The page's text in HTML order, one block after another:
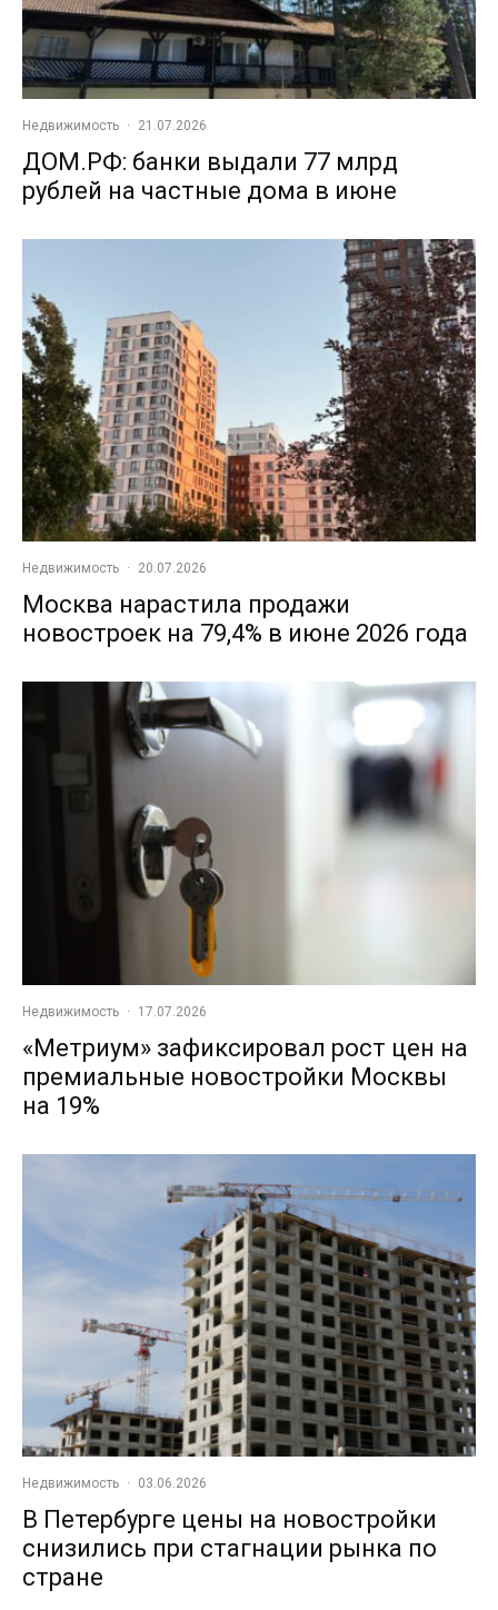
Недвижимость · 21.07.2026
ДОМ.РФ: банки выдали 77 млрд
рублей на частные дома в июне
Недвижимость · 20.07.2026
Москва нарастила продажи
новостроек на 79,4% в июне 2026 года
Недвижимость · 17.07.2026
«Метриум» зафиксировал рост цен на
премиальные новостройки Москвы
на 19%
Недвижимость · 03.06.2026
В Петербурге цены на новостройки
снизились при стагнации рынка по
стране